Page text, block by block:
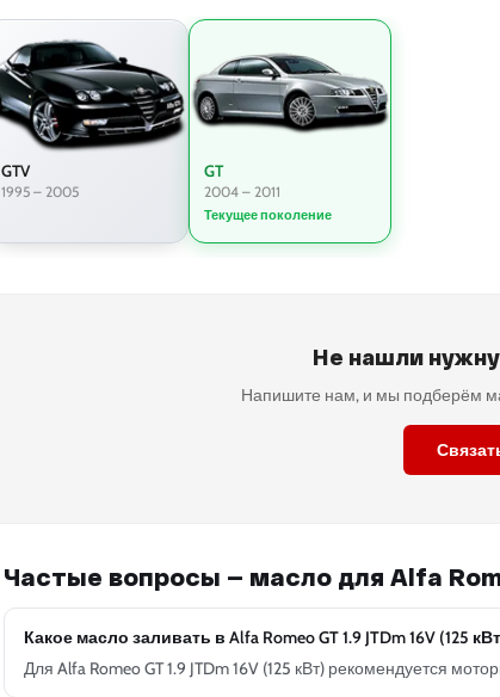
GTV
1995 – 2005
GT
2004 – 2011
Текущее поколение
Не нашли
Напишите нам, и мы подберём
Частые вопросы — масло для Alfa
Какое масло заливать в Alfa Romeo GT 1.9 JTDm 16V (125
Для Alfa Romeo GT 1.9 JTDm 16V (125 кВт) рекомендуется